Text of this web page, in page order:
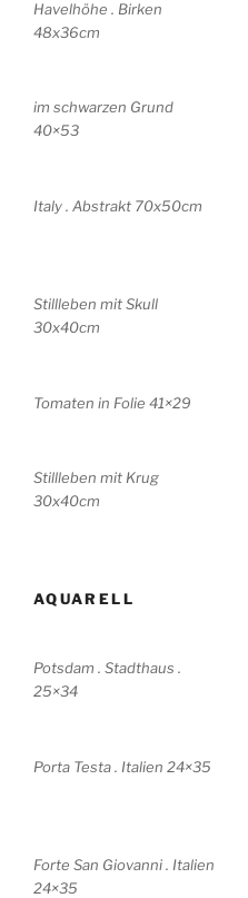
Havelhöhe . Birken
48x36cm
im schwarzen Grund
40×53
Italy . Abstrakt 70x50cm
Stillleben mit Skull
30x40cm
Tomaten in Folie 41×29
Stillleben mit Krug
30x40cm
AQUARELL
Potsdam . Stadthaus .
25×34
Porta Testa . Italien 24×35
Forte San Giovanni . Italien
24×35